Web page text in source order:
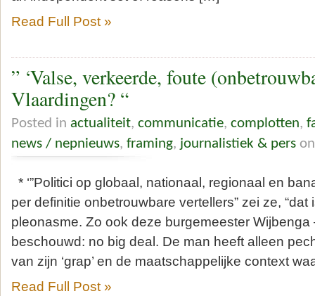
Read Full Post »
” ‘Valse, verkeerde, foute
Vlaardingen? “
Posted in actualiteit, communicatie, complotten,
news / nepnieuws, framing, journalistiek & pers
* ‘”Politici op globaal, nationaal, regionaal en
per definitie onbetrouwbare vertellers” zei ze,
pleonasme. Zo ook deze burgemeester Wijbenga
beschouwd: no big deal. De man heeft alleen
van zijn ‘grap’ en de maatschappelijke context
Read Full Post »